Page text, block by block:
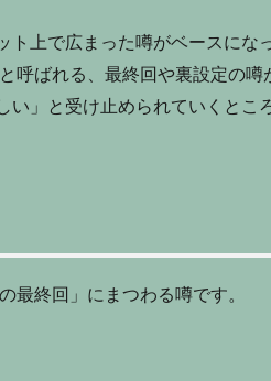
上で広まった噂がベースにな
と呼ばれる、最終回や裏設定の噂
」と受け止められていくとこ
最終回」にまつわる噂です。